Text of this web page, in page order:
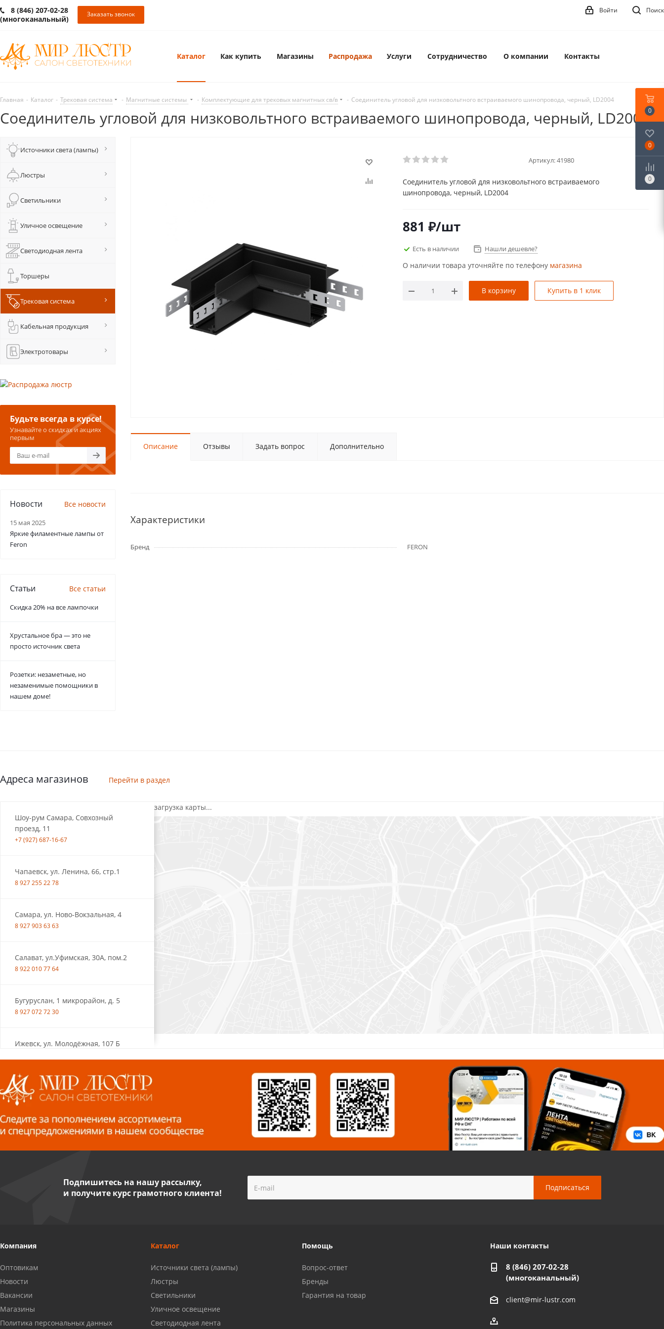
8 (846) 207-02-28
(многоканальный)
Заказать звонок Поиск
Войти
Каталог Как купить Магазины Распродажа Услуги Сотрудничество О компании Контакты
Главная - Каталог - Трековая система - Магнитные системы - Комплектующие для трековых магнитных св/в - Соединитель угловой для низковольтного встраиваемого шинопровода, черный, LD2004
Соединитель угловой для низковольтного встраиваемого шинопровода, черный, LD2004
Артикул:41980
Соединитель угловой для низковольтного встраиваемого
шинопровода, черный, LD2004
881 ₽/шт
Есть в наличии Нашли дешевле?
О наличии товара уточняйте по телефону магазина
В корзину Купить в 1 клик
Описание Отзывы Задать вопрос Дополнительно
Характеристики
Бренд FERON
Источники света (лампы)
Люстры
Светильники
Уличное освещение
Светодиодная лента
Торшеры
Трековая система
Кабельная продукция
Электротовары
Будьте всегда в курсе!
Узнавайте о скидках и акциях
первым
Новости Все новости
15 мая 2025
Яркие филаментные лампы от
Feron
Статьи Все статьи
Скидка 20% на все лампочки
Хрустальное бра — это не
просто источник света
Розетки: незаметные, но
незаменимые помощники в
нашем доме!
Адреса магазинов Перейти в раздел
Шоу-рум Самара, Совхозный
проезд, 11
+7 (927) 687-16-67
Чапаевск, ул. Ленина, 66, стр.1
8 927 255 22 78
Самара, ул. Ново-Вокзальная, 4
8 927 903 63 63
Салават, ул.Уфимская, 30А, пом.2
8 922 010 77 64
Бугуруслан, 1 микрорайон, д. 5
8 927 072 72 30
Ижевск, ул. Молодёжная, 107 Б
Волжский, ул. Мира 47 В
8 927 255 38 33
Пенза, ул. Пролетарская, 61 ТЦ
"Стройбери"
Миасс, ул. Романенко, 95
8 927 009 54 63
Саратов, ул. Танкистов, 37 (БЦ
загрузка карты...
Подпишитесь на нашу рассылку,
и получите курс грамотного клиента!
Компания
Оптовикам
Новости
Вакансии
Магазины
Политика персональных данных
Каталог
Источники света (лампы)
Люстры
Светильники
Уличное освещение
Светодиодная лента
Помощь
Вопрос-ответ
Бренды
Гарантия на товар
Наши контакты
8 (846) 207-02-28
(многоканальный)
client@mir-lustr.com
0
0
0